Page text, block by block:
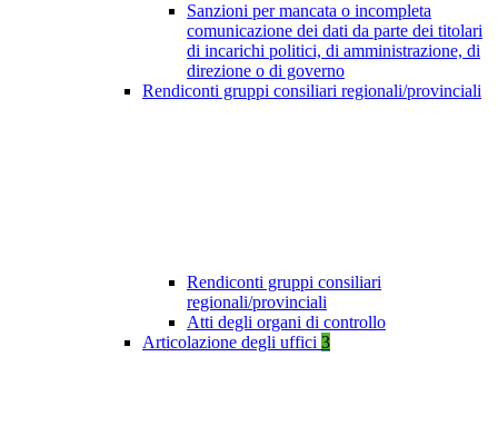
Sanzioni per mancata o incompleta
comunicazione dei dati da parte dei titolari
di incarichi politici, di amministrazione, di
direzione o di governo
Rendiconti gruppi consiliari regionali/provinciali
Rendiconti gruppi consiliari
regionali/provinciali
Atti degli organi di controllo
Articolazione degli uffici 3